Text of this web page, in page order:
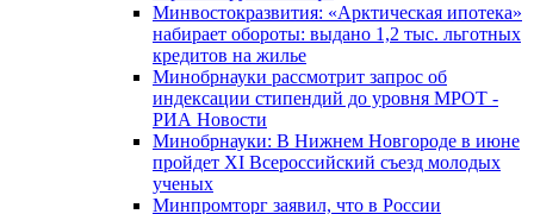
Минвостокразвития: «Арктическая ипотека»
набирает обороты: выдано 1,2 тыс. льготных
кредитов на жилье
Минобрнауки рассмотрит запрос об
индексации стипендий до уровня МРОТ -
РИА Новости
Минобрнауки: В Нижнем Новгороде в июне
пройдет XI Всероссийский съезд молодых
ученых
Минпромторг заявил, что в России